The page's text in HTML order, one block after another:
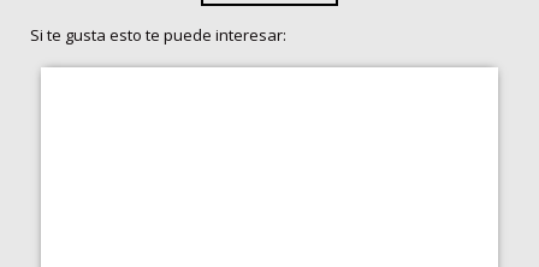
Si te gusta esto te puede interesar: